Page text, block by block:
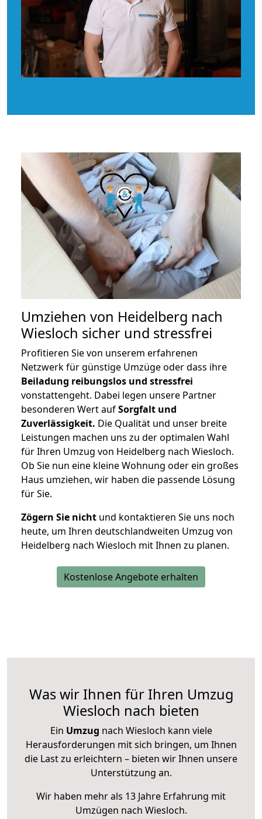
Umziehen von Heidelberg nach
Wiesloch sicher und stressfrei
Profitieren Sie von unserem erfahrenen
Netzwerk für günstige Umzüge oder dass ihre
Beiladung reibungslos und stressfrei
vonstattengeht. Dabei legen unsere Partner
besonderen Wert aufSorgfalt und
Zuverlässigkeit. Die Qualität und unser breite
Leistungen machen uns zu der optimalen Wahl
für Ihren Umzug von Heidelberg nach Wiesloch.
Ob Sie nun eine kleine Wohnung oder ein großes
Haus umziehen, wir haben die passende Lösung
für Sie.
Zögern Sie nicht und kontaktieren Sie uns noch
heute, um Ihren deutschlandweiten Umzug von
Heidelberg nach Wiesloch mit Ihnen zu planen.
Kostenlose Angebote erhalten
Was wir Ihnen für Ihren Umzug
Wiesloch nach bieten
Ein Umzug nach Wiesloch kann viele
Herausforderungen mit sich bringen, um Ihnen
die Last zu erleichtern – bieten wir Ihnen unsere
Unterstützung an.
Wir haben mehr als 13 Jahre Erfahrung mit
Umzügen nach Wiesloch.